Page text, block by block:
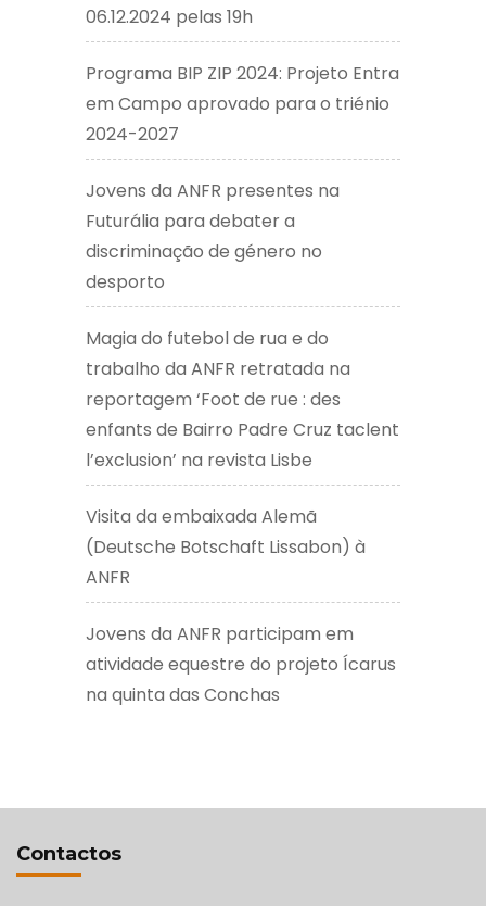
06.12.2024 pelas 19h
Programa BIP ZIP 2024: Projeto Entra
em Campo aprovado para o triénio
2024-2027
Jovens da ANFR presentes na
Futurália para debater a
discriminação de género no
desporto
Magia do futebol de rua e do
trabalho da ANFR retratada na
reportagem ‘Foot de rue : des
enfants de Bairro Padre Cruz taclent
l’exclusion’ na revista Lisbe
Visita da embaixada Alemã
(Deutsche Botschaft Lissabon) à
ANFR
Jovens da ANFR participam em
atividade equestre do projeto Ícarus
na quinta das Conchas
Contactos